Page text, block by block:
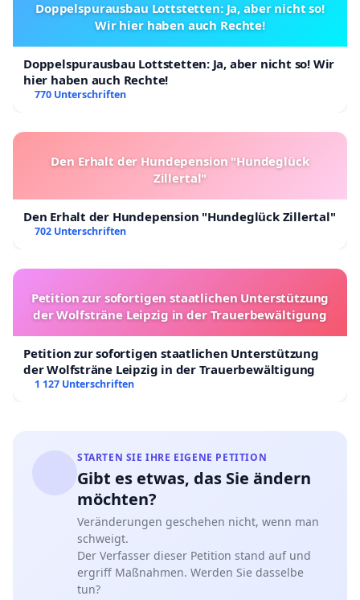
Doppelspurausbau Lottstetten: Ja, aber nicht so!
Wir hier haben auch Rechte!
Doppelspurausbau Lottstetten: Ja, aber nicht so! Wir
hier haben auch Rechte!
770 Unterschriften
Den Erhalt der Hundepension "Hundeglück
Zillertal"
Den Erhalt der Hundepension "Hundeglück Zillertal"
702 Unterschriften
Petition zur sofortigen staatlichen Unterstützung
der Wolfsträne Leipzig in der Trauerbewältigung
Petition zur sofortigen staatlichen Unterstützung
der Wolfsträne Leipzig in der Trauerbewältigung
1 127 Unterschriften
STARTEN SIE IHRE EIGENE PETITION
Gibt es etwas, das Sie ändern
möchten?
Veränderungen geschehen nicht, wenn man
schweigt.
Der Verfasser dieser Petition stand auf und
ergriff Maßnahmen. Werden Sie dasselbe
tun?